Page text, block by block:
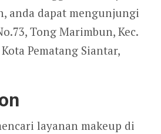
anda dapat mengunjungi
Tong Marimbun, Kec.
Pematang Siantar,
layanan makeup di